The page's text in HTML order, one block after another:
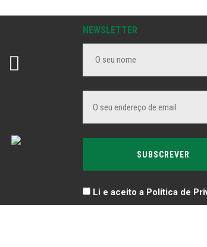
NEWSLETTER
Li e aceito a Política de